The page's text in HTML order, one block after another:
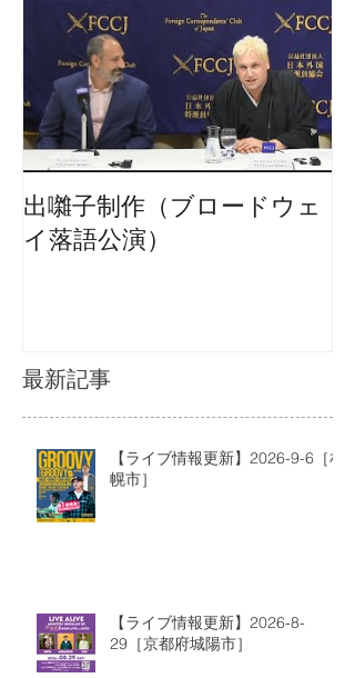
出囃子制作（ブロードウェ
イ落語公演）
最新記事
【ライブ情報更新】2026-9-6［札
幌市］
【ライブ情報更新】2026-8-
29［京都府城陽市］